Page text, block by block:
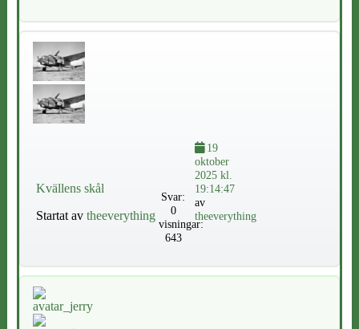
Kvällens skål
Startat av theeverything
Svar:
0
visningar:
643
19
oktober
2025 kl.
19:14:47
av
theeverything